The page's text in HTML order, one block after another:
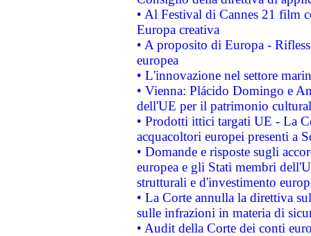
• Al Festival di Cannes 21 film
Europa creativa
• A proposito di Europa -
europea
• L'innovazione nel settore
• Vienna: Plácido Domingo e
dell'UE per il patrimonio
• Prodotti ittici targati UE - La
acquacoltori europei presenti a
• Domande e risposte sugli
europea e gli Stati membri
strutturali e d'investimento
• La Corte annulla la direttiva
sulle infrazioni in materia di
• Audit della Corte dei conti